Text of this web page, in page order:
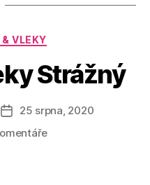
VLEKY
Strážný
Datum
příspěvku
25 srpna, 2020
u